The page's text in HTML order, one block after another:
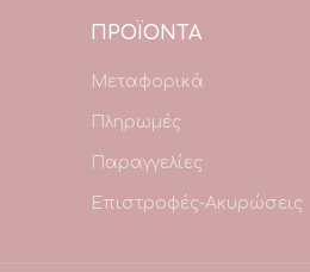
ΠΡΟΪΌΝΤΑ
Μεταφορικά
Πληρωμές
Παραγγελίες
Επιστροφές-Ακυρώσεις